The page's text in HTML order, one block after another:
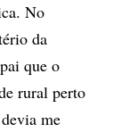
No
da
que o
rural perto
me